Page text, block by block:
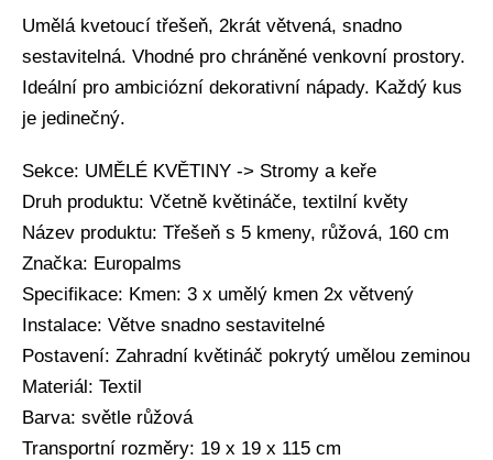
Umělá kvetoucí třešeň, 2krát větvená, snadno
sestavitelná. Vhodné pro chráněné venkovní prostory.
Ideální pro ambiciózní dekorativní nápady. Každý kus
je jedinečný.
Sekce: UMĚLÉ KVĚTINY -> Stromy a keře
Druh produktu: Včetně květináče, textilní květy
Název produktu: Třešeň s 5 kmeny, růžová, 160 cm
Značka: Europalms
Specifikace: Kmen: 3 x umělý kmen 2x větvený
Instalace: Větve snadno sestavitelné
Postavení: Zahradní květináč pokrytý umělou zeminou
Materiál: Textil
Barva: světle růžová
Transportní rozměry: 19 x 19 x 115 cm